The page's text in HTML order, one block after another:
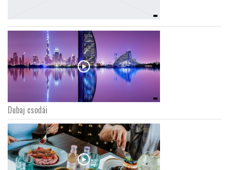
Dubaj csodái